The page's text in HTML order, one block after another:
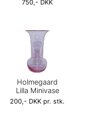
750,- DKK
Holmegaard
Lilla Minivase
200,- DKK pr. stk.